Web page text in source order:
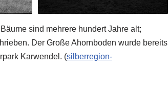
sind mehrere hundert Jahre alt;
Der Große Ahornboden wurde bereits
Karwendel. (silberregion-